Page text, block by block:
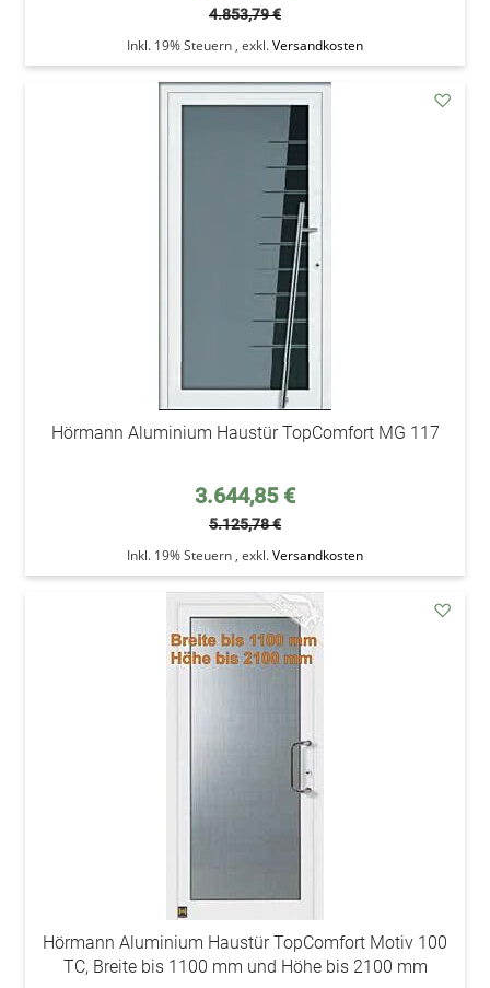
4.853,79 €
Inkl. 19% Steuern , exkl.Versandkosten
Hörmann Aluminium Haustür TopComfort MG 117
Sonderpreis
3.644,85 €
5.125,78 €
Inkl. 19% Steuern , exkl.Versandkosten
Hörmann Aluminium Haustür TopComfort Motiv 100
TC, Breite bis 1100 mm und Höhe bis 2100 mm